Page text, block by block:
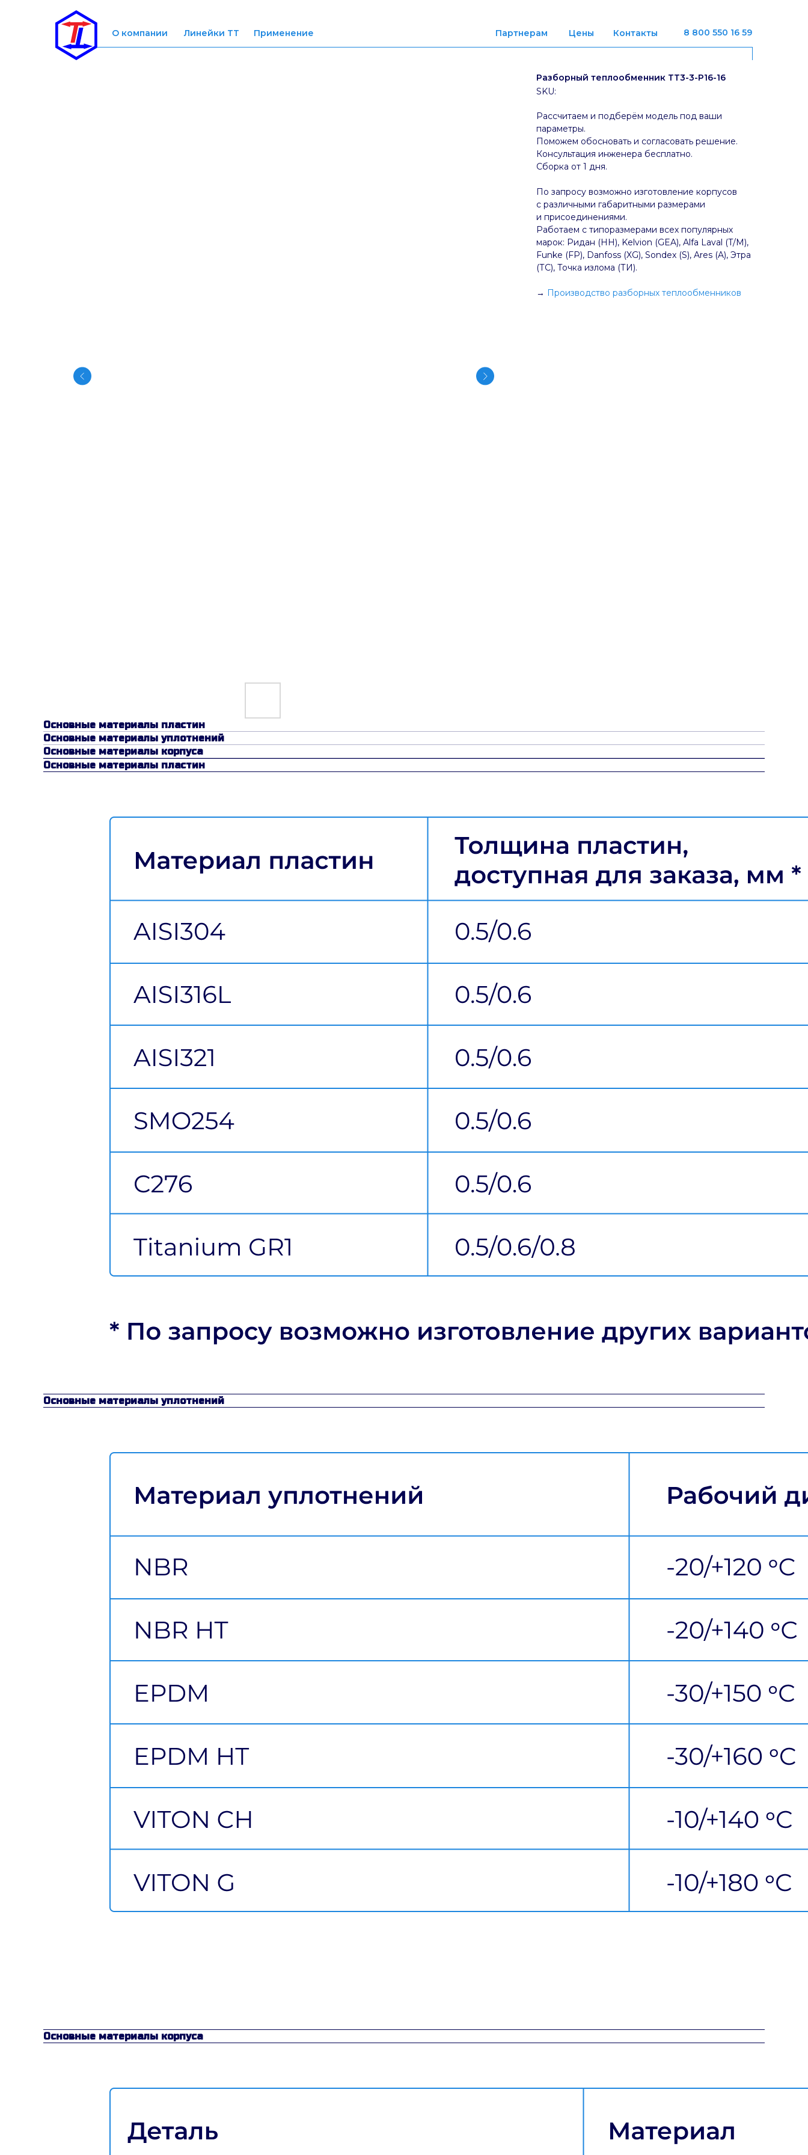
8 800 550 16 59
О компании Линейки ТТ Применение Партнерам Цены Контакты
Разборный теплообменник ТТ3-3-P16-16
SKU:
Рассчитаем и подберём модель под ваши
параметры.
Поможем обосновать и согласовать решение.
Консультация инженера бесплатно.
Сборка от 1 дня.
По запросу возможно изготовление корпусов
с различными габаритными размерами
и присоединениями.
Работаем с типоразмерами всех популярных
марок: Ридан (НН), Kelvion (GEA), Alfa Laval (T/M),
Funke (FP), Danfoss (XG), Sondex (S), Ares (A), Этра
(ТС), Точка излома (ТИ).
→ Производство разборных теплообменников
Основные материалы пластин
Основные материалы уплотнений
Основные материалы корпуса
Основные материалы пластин
Основные материалы уплотнений
Основные материалы корпуса